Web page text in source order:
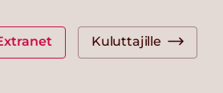
Kuluttajille